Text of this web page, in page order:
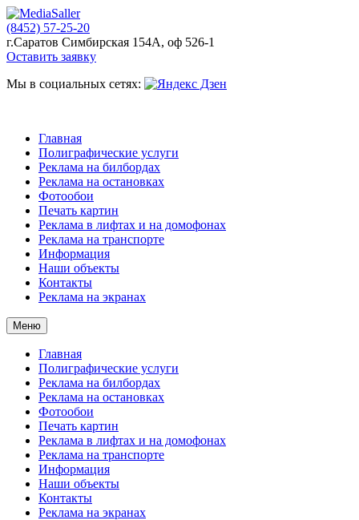
(8452) 57-25-20
г.Саратов Симбирская 154А, оф 526-1
Оставить заявку
Мы в социальных сетях:
Главная
Полиграфические услуги
Реклама на билбордах
Реклама на остановках
Фотообои
Печать картин
Реклама в лифтах и на домофонах
Реклама на транспорте
Информация
Наши объекты
Контакты
Реклама на экранах
Меню
Главная
Полиграфические услуги
Реклама на билбордах
Реклама на остановках
Фотообои
Печать картин
Реклама в лифтах и на домофонах
Реклама на транспорте
Информация
Наши объекты
Контакты
Реклама на экранах